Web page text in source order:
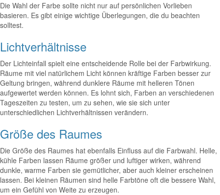
Die Wahl der Farbe sollte nicht nur auf persönlichen Vorlieben
basieren. Es gibt einige wichtige Überlegungen, die du beachten
solltest.
Lichtverhältnisse
Der Lichteinfall spielt eine entscheidende Rolle bei der Farbwirkung.
Räume mit viel natürlichem Licht können kräftige Farben besser zur
Geltung bringen, während dunklere Räume mit helleren Tönen
aufgewertet werden können. Es lohnt sich, Farben an verschiedenen
Tageszeiten zu testen, um zu sehen, wie sie sich unter
unterschiedlichen Lichtverhältnissen verändern.
Größe des Raumes
Die Größe des Raumes hat ebenfalls Einfluss auf die Farbwahl. Helle,
kühle Farben lassen Räume größer und luftiger wirken, während
dunkle, warme Farben sie gemütlicher, aber auch kleiner erscheinen
lassen. Bei kleinen Räumen sind helle Farbtöne oft die bessere Wahl,
um ein Gefühl von Weite zu erzeugen.